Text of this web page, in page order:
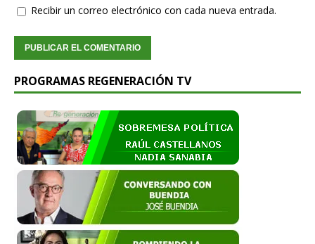
Recibir un correo electrónico con cada nueva entrada.
PROGRAMAS REGENERACIÓN TV